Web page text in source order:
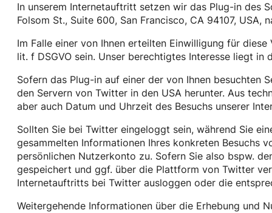
In unserem Internetauftritt setzen wir das Plug-in des
Folsom St., Suite 600, San Francisco, CA 94107, USA,
Im Falle einer von Ihnen erteilten Einwilligung für
lit. f DSGVO sein. Unser berechtigtes Interesse liegt
Sofern das Plug-in auf einer der von Ihnen besuchten
den Servern von Twitter in den USA herunter. Aus
aber auch Datum und Uhrzeit des Besuchs unserer
Sollten Sie bei Twitter eingeloggt sein, während Sie
gesammelten Informationen Ihres konkreten Besuchs
persönlichen Nutzerkonto zu. Sofern Sie also bspw.
gespeichert und ggf. über die Plattform von Twitter
Internetauftritts bei Twitter ausloggen oder die
Weitergehende Informationen über die Erhebung und